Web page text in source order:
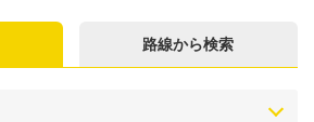
路線から検索